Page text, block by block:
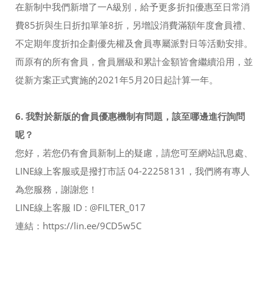
在新制中我們新增了一A級別，給予更多折扣優惠至日常消
費85折與生日折扣單筆8折，另增設消費滿額年度會員禮、
不定期年度折扣企劃優先權及會員專屬派對日等活動安排。
而原有的所有會員，會員層級和累計金額皆會繼續沿用，並
從新方案正式實施的2021年5月20日起計算一年。
6. 我對於新版的會員優惠機制有問題，該至哪邊進行詢問
呢？
您好，若您仍有會員新制上的疑慮，請您可至網站訊息處、
LINE線上客服或是撥打市話 04-22258131，我們將有專人
為您服務，謝謝您！
LINE線上客服 ID : @FILTER_017
連結：https://lin.ee/9CD5w5C